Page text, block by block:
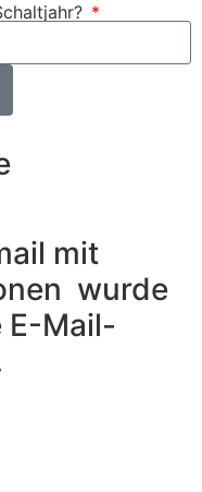
mit
wurde
E-Mail-